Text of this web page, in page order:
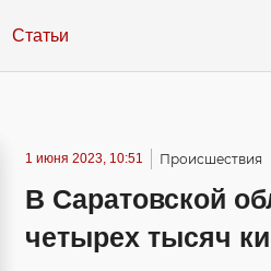
Статьи
1 июня 2023, 10:51 Происшествия
В Саратовской
четырех тысяч